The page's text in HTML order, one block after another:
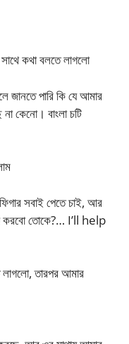
কথা বলতে লাগলো
জানতে পারি কি যে আমার
কেনো। বাংলা চটি
সবাই পেতে চাই, আর
করবো তোকে?… I’ll help
লাগলো, তারপর আমার